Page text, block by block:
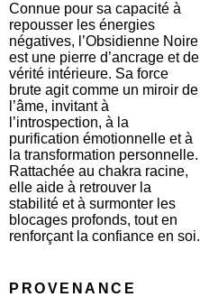
Connue pour sa capacité à
repousser les énergies
négatives, l’Obsidienne Noire
est une pierre d’ancrage et de
vérité intérieure. Sa force
brute agit comme un miroir de
l’âme, invitant à
l’introspection, à la
purification émotionnelle et à
la transformation personnelle.
Rattachée au chakra racine,
elle aide à retrouver la
stabilité et à surmonter les
blocages profonds, tout en
renforçant la confiance en soi.
PROVENANCE